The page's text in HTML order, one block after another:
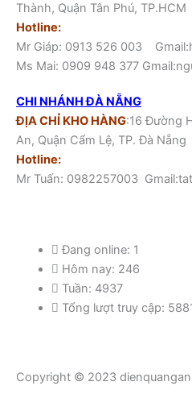
Thành, Quận Tân Phú, TP.HCM
Hotline:
Mr Giáp: 0913 526 003
Ms Mai: 0909 948 377
CHI NHÁNH ĐÀ NẴNG
ĐỊA CHỈ KHO HÀNG:16 Đường
An, Quận Cẩm Lệ, TP. Đà Nẵng
Hotline:
Mr Tuấn: 0982257003
Đang online: 1
Hôm nay: 246
Tuần: 4937
Tổng lượt truy cập:
Copyright © 2023